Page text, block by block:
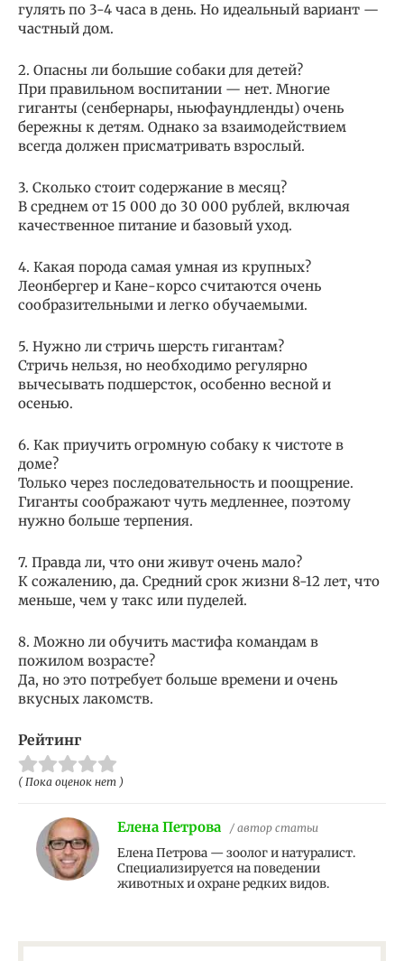
гулять по 3-4 часа в день. Но идеальный вариант —
частный дом.
2. Опасны ли большие собаки для детей?
При правильном воспитании — нет. Многие
гиганты (сенбернары, ньюфаундленды) очень
бережны к детям. Однако за взаимодействием
всегда должен присматривать взрослый.
3. Сколько стоит содержание в месяц?
В среднем от 15 000 до 30 000 рублей, включая
качественное питание и базовый уход.
4. Какая порода самая умная из крупных?
Леонбергер и Кане-корсо считаются очень
сообразительными и легко обучаемыми.
5. Нужно ли стричь шерсть гигантам?
Стричь нельзя, но необходимо регулярно
вычесывать подшерсток, особенно весной и
осенью.
6. Как приучить огромную собаку к чистоте в
доме?
Только через последовательность и поощрение.
Гиганты соображают чуть медленнее, поэтому
нужно больше терпения.
7. Правда ли, что они живут очень мало?
К сожалению, да. Средний срок жизни 8-12 лет, что
меньше, чем у такс или пуделей.
8. Можно ли обучить мастифа командам в
пожилом возрасте?
Да, но это потребует больше времени и очень
вкусных лакомств.
Рейтинг
( Пока оценок нет )
Елена Петрова / автор статьи
Елена Петрова — зоолог и натуралист.
Специализируется на поведении
животных и охране редких видов.